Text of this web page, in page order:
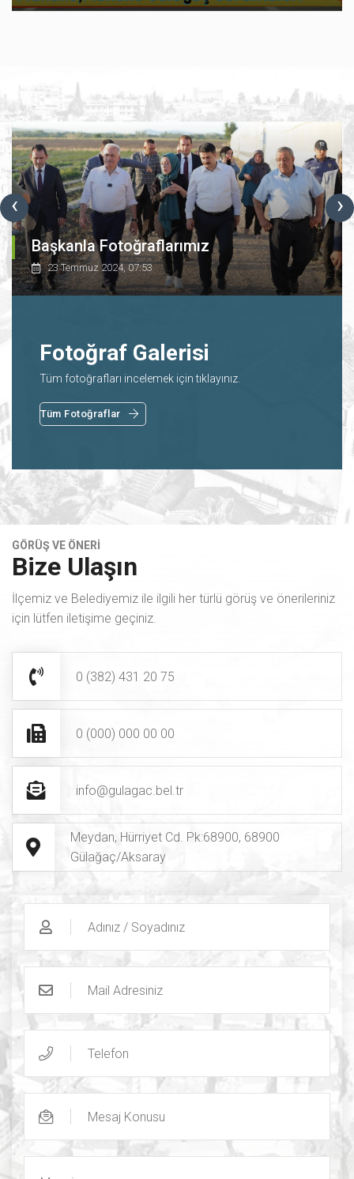
‹ ›
Başkanla Fotoğraflarımız
23 Temmuz 2024, 07:53
Fotoğraf Galerisi
Tüm fotoğrafları incelemek için tıklayınız.
Tüm Fotoğraflar
GÖRÜŞ VE ÖNERİ
Bize Ulaşın
İlçemiz ve Belediyemiz ile ilgili her türlü görüş ve önerileriniz
için lütfen iletişime geçiniz.
0 (382) 431 20 75
0 (000) 000 00 00
info@gulagac.bel.tr
Meydan, Hürriyet Cd. Pk:68900, 68900
Gülağaç/Aksaray